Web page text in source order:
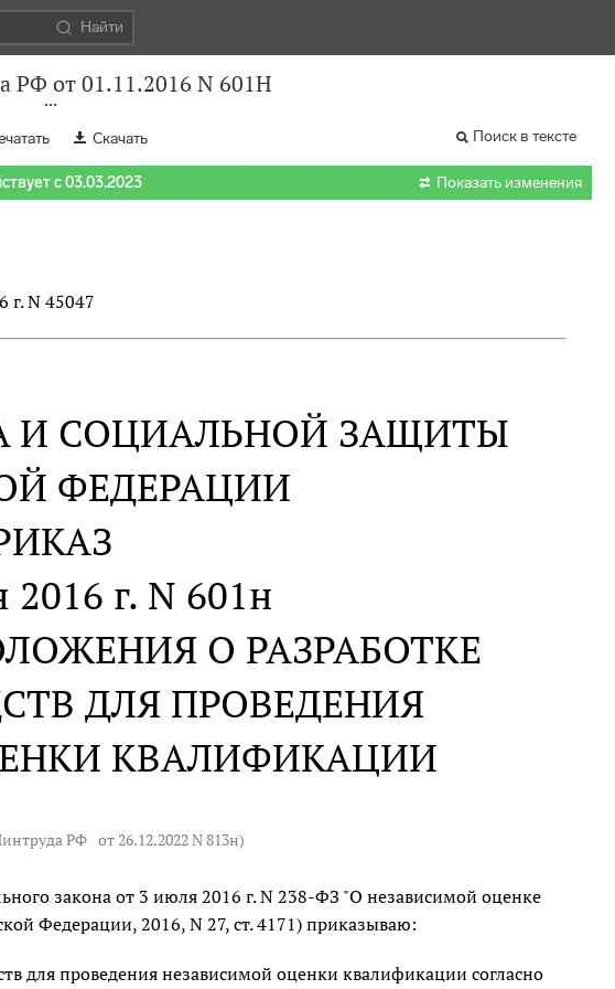
Найти
РФ от 01.11.2016 N 601Н
Скачать Поиск в тексте
с 03.03.2023  Показать изменения
г. N 45047
И СОЦИАЛЬНОЙ ЗАЩИТЫ
ФЕДЕРАЦИИ
2016 г. N 601н
О РАЗРАБОТКЕ
ДЛЯ ПРОВЕДЕНИЯ
КВАЛИФИКАЦИИ
РФ от 26.12.2022 N 813н)
закона от 3 июля 2016 г. N 238-ФЗ "О независимой оценке
Федерации, 2016, N 27, ст. 4171) приказываю:
для проведения независимой оценки квалификации согласно